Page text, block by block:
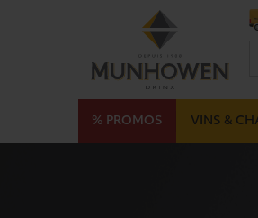
% PROMOS VINS &